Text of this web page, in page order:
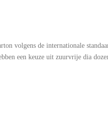
volgens de internationale
een keuze uit zuurvrije dia